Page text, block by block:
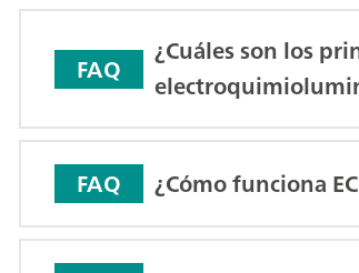
FAQ
¿Cuáles son los
FAQ ¿Cómo funciona